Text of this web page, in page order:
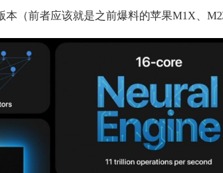
（前者应该就是之前爆料的苹果M1X、M2